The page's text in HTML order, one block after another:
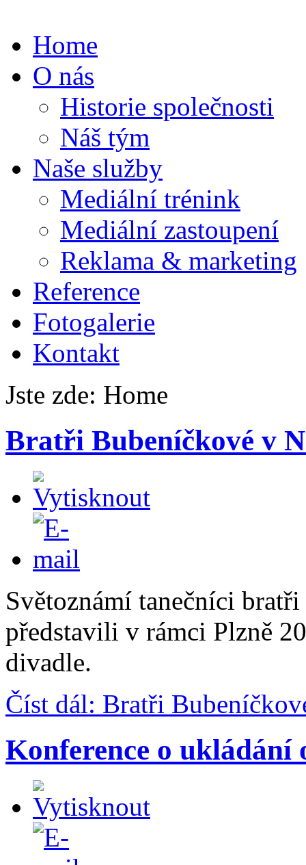
Home
O nás
Historie společnosti
Náš tým
Naše služby
Mediální trénink
Mediální zastoupení
Reklama & marketing
Reference
Fotogalerie
Kontakt
Jste zde: Home
Bratři Bubeníčkové v
Světoznámí tanečníci
představili v rámci Plzně
divadle.
Číst dál: Bratři
Konference o ukládání